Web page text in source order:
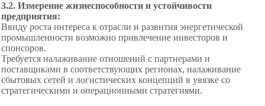
3.2. Измерение жизнеспособности и устойчивости
предприятия:
Ввиду роста интереса к отрасли и развития энергетической
промышленности возможно привлечение инвесторов и
спонсоров.
Требуется налаживание отношений с партнерами и
поставщиками в соответствующих регионах, налаживание
сбытовых сетей и логистических концепций в увязке со
стратегическими и операционными стратегиями.